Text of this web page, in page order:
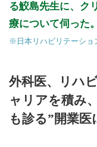
る鮫島先生に、ク
療について伺った。
※日本リハビリテーショ
外科医、リハ
ャリアを積み
も診る”開業医